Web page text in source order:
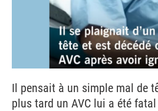
Il pensait à un simple mal de
plus tard un AVC lui a été fatal